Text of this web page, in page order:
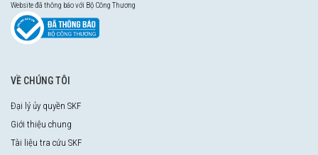
Website đã thông báo với Bộ Công Thương
VỀ CHÚNG TÔI
Đại lý ủy quyền SKF
Giới thiệu chung
Tài liệu tra cứu SKF